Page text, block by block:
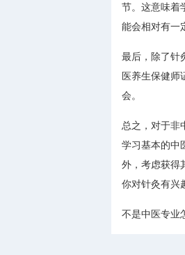
节。这意味着
能会相对有一
最后，除了针
医养生保健师
会。
总之，对于非
学习基本的中
外，考虑获得
你对针灸有兴
不是中医专业